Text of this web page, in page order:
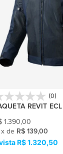
(0)
REVIT
1.390,00
x de R$ 139,00
R$ 1.320,50